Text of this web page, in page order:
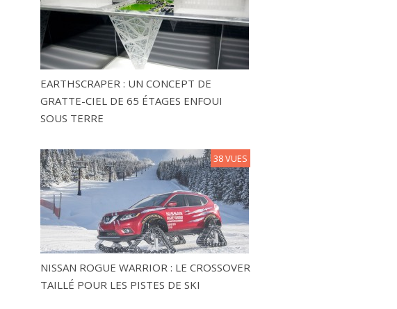
EARTHSCRAPER : UN CONCEPT DE
GRATTE-CIEL DE 65 ÉTAGES ENFOUI
SOUS TERRE
NISSAN ROGUE WARRIOR : LE CROSSOVER
TAILLÉ POUR LES PISTES DE SKI
38 VUES